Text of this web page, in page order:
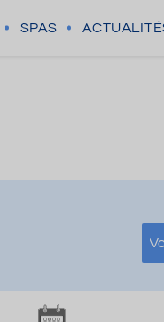
SPAS